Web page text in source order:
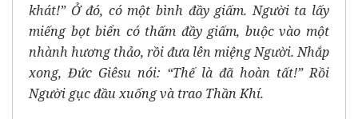
khát!” Ở đó, có một bình đầy giấm. Người ta lấy
miếng bọt biển có thấm đầy giấm, buộc vào một
nhành hương thảo, rồi đưa lên miệng Người. Nhắp
xong, Đức Giêsu nói: “Thế là đã hoàn tất!” Rồi
Người gục đầu xuống và trao Thần Khí.